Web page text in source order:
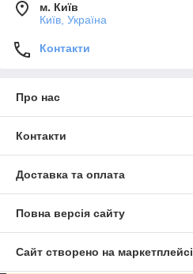
м. Київ
Київ, Україна
Контакти
Про нас
Контакти
Доставка та оплата
Повна версія сайту
Сайт створено на маркетплейсі